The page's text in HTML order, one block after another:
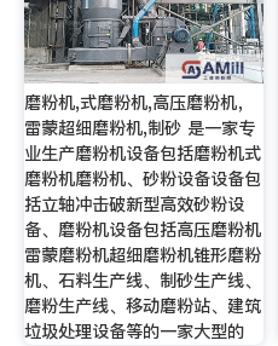
磨粉机,式磨粉机,高压磨粉机，
雷蒙超细磨粉机,制砂 是一家专
业生产磨粉机设备包括磨粉机式
磨粉机磨粉机、砂粉设备设备包
括立轴冲击破新型高效砂粉设
备、磨粉机设备包括高压磨粉机
雷蒙磨粉机超细磨粉机锥形磨粉
机、石料生产线、制砂生产线、
磨粉生产线、移动磨粉站、建筑
垃圾处理设备等的一家大型的